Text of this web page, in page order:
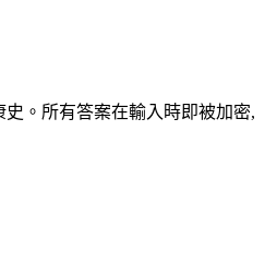
。所有答案在輸入時即被加密,